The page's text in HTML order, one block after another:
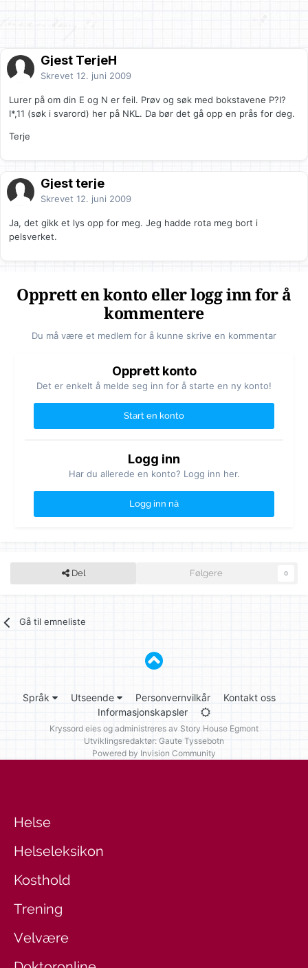
Gjest TerjeH
Skrevet 12. juni 2009
Lurer på om din E og N er feil. Prøv og søk med bokstavene P?I?
I*,11 (søk i svarord) her på NKL. Da bør det gå opp en prås for deg.
Terje
Gjest terje
Skrevet 12. juni 2009
Ja, det gikk et lys opp for meg. Jeg hadde rota meg bort i
pelsverket.
Opprett en konto eller logg inn for å
kommentere
Du må være et medlem for å kunne skrive en kommentar
Opprett konto
Det er enkelt å melde seg inn for å starte en ny konto!
Start en konto
Logg inn
Har du allerede en konto? Logg inn her.
Logg inn nå
Del Følgere 0
Gå til emneliste
Språk Utseende Personvernvilkår
Kontakt oss
Informasjonskapsler
Kryssord eies og administreres av Story House Egmont
Utviklingsredaktør: Gaute Tyssebotn
Powered by Invision Community
Helse
Helseleksikon
Kosthold
Trening
Velvære